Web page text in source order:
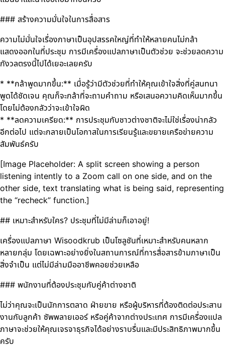
### สร้างความมั่นใจในการสื่อสาร
ความไม่มั่นใจเรื่องภาษาเป็นอุปสรรคใหญ่ที่ทำให้หลายคนไม่กล้า
แสดงออกในที่ประชุม การมีเครื่องแปลภาษาเป็นตัวช่วย จะช่วยลดความ
กังวลตรงนี้ไปได้เยอะเลยครับ
* **กล้าพูดมากขึ้น:** เมื่อรู้ว่ามีตัวช่วยที่ทำให้คุณเข้าใจสิ่งที่คู่สนทนา
พูดได้ชัดเจน คุณก็จะกล้าที่จะถามคำถาม หรือเสนอความคิดเห็นมากขึ้น
โดยไม่ต้องกลัวว่าจะเข้าใจผิด
* **ลดความเครียด:** การประชุมกับชาวต่างชาติจะไม่ใช่เรื่องน่ากลัว
อีกต่อไป แต่จะกลายเป็นโอกาสในการเรียนรู้และขยายเครือข่ายความ
สัมพันธ์ครับ
[Image Placeholder: A split screen showing a person
listening intently to a Zoom call on one side, and on the
other side, text translating what is being said, representing
the “recheck” function.]
## เหมาะสำหรับใคร? ประชุมที่ไม่มีล่ามก็เอาอยู่!
เครื่องแปลภาษา Wisoodkrub เป็นโซลูชันที่เหมาะสำหรับคนหลาก
หลายกลุ่ม โดยเฉพาะอย่างยิ่งในสถานการณ์ที่การสื่อสารข้ามภาษาเป็น
สิ่งจำเป็น แต่ไม่มีล่ามมืออาชีพคอยช่วยเหลือ
### พนักงานที่ต้องประชุมกับคู่ค้าต่างชาติ
ไม่ว่าคุณจะเป็นนักการตลาด ฝ่ายขาย หรือผู้บริหารที่ต้องติดต่อประสาน
งานกับลูกค้า ซัพพลายเออร์ หรือคู่ค้าจากต่างประเทศ การมีเครื่องแปล
ภาษาจะช่วยให้คุณเจรจาธุรกิจได้อย่างราบรื่นและมีประสิทธิภาพมากขึ้น
ครับ